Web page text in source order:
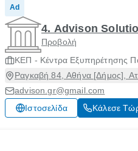
Ad
4. Advison
Προβολή
ΚΕΠ - Κέντρα Εξυπηρέτησης
Ραγκαβή 84, Αθήνα [Δήμος],
advison.gr@gmail.com
Ιστοσελίδα
Κάλεσε